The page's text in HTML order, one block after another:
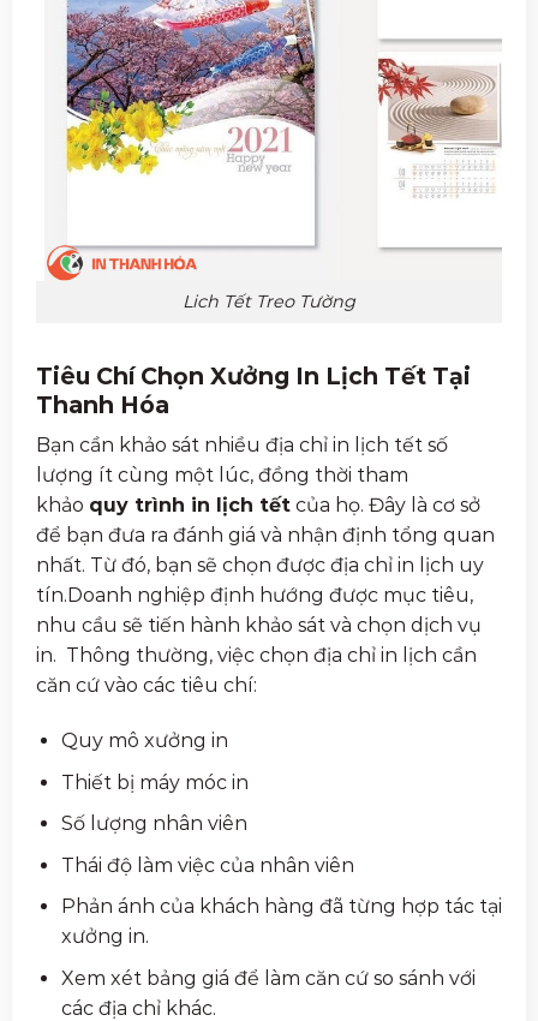
Lich Tết Treo Tường
Tiêu Chí Chọn Xưởng In Lịch Tết Tại
Thanh Hóa
Bạn cần khảo sát nhiều địa chỉ in lịch tết số
lượng ít cùng một lúc, đồng thời tham
khảo quy trình in lịch tết của họ. Đây là cơ sở
để bạn đưa ra đánh giá và nhận định tổng quan
nhất. Từ đó, bạn sẽ chọn được địa chỉ in lịch uy
tín.Doanh nghiệp định hướng được mục tiêu,
nhu cầu sẽ tiến hành khảo sát và chọn dịch vụ
in. Thông thường, việc chọn địa chỉ in lịch cần
căn cứ vào các tiêu chí:
Quy mô xưởng in
Thiết bị máy móc in
Số lượng nhân viên
Thái độ làm việc của nhân viên
Phản ánh của khách hàng đã từng hợp tác tại
xưởng in.
Xem xét bảng giá để làm căn cứ so sánh với
các địa chỉ khác.